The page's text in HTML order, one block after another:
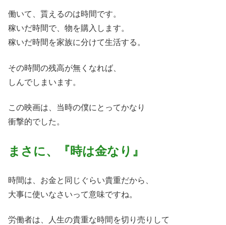
働いて、貰えるのは時間です。
稼いだ時間で、物を購入します。
稼いだ時間を家族に分けて生活する。
その時間の残高が無くなれば、
しんでしまいます。
この映画は、当時の僕にとってかなり
衝撃的でした。
まさに、『時は金なり』
時間は、お金と同じぐらい貴重だから、
大事に使いなさいって意味ですね。
労働者は、人生の貴重な時間を切り売りして